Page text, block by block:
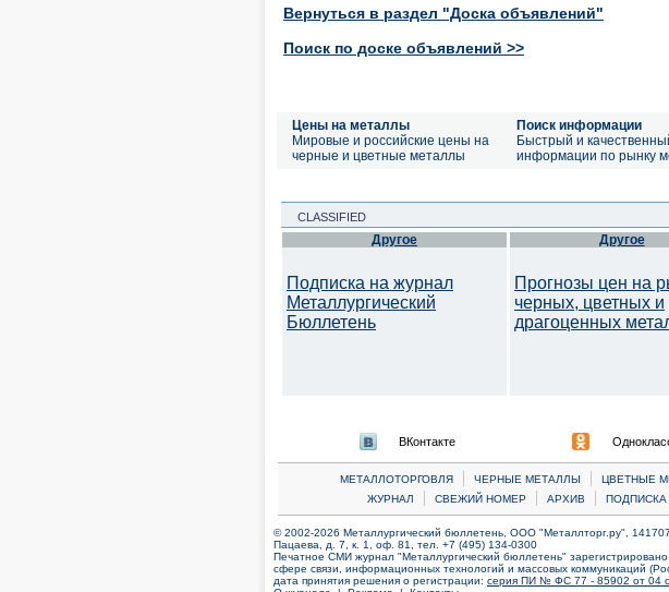
Вернуться в раздел "Доска объявлений"
Поиск по доске объявлений >>
Цены на металлы
Мировые и российские цены на
черные и цветные металлы
Поиск информации
Быстрый и
информации по рынку
CLASSIFIED
Другое
Подписка на журнал
Металлургический
Бюллетень
Другое
Прогнозы цен на
черных, цветных и
драгоценных
ВКонтакте
МЕТАЛЛОТОРГОВЛЯ | ЧЕРНЫЕ МЕТАЛЛЫ | ЦВЕТНЫЕ
ЖУРНАЛ
| СВЕЖИЙ НОМЕР | АРХИВ | ПОДПИСКА
© 2002-2026 Металлургический бюллетень, ООО "Металлторг.ру",
Пацаева, д. 7, к. 1, оф. 81, тел. +7 (495) 134-0300
Печатное СМИ журнал "Металлургический бюллетень"
сфере связи, информационных технологий и массовых коммуникаций
дата принятия решения о регистрации: серия ПИ № ФС 77 - 85902 от 04